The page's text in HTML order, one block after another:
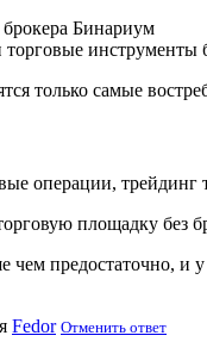
инструменты
только самые
операции,
площадку без
чем предостаточно, и
Fedor Отменить ответ